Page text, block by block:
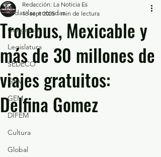
Todas las entradas
Congreso
Legislatura
SEDECO
GEM
GEM
DIFEM
Cultura
Global
Trolebus, Mexicable y
más de 30 millones de
viajes gratuitos:
Delfina Gomez
Redacción: La Noticia Es
18 sept 2025 1 min de lectura